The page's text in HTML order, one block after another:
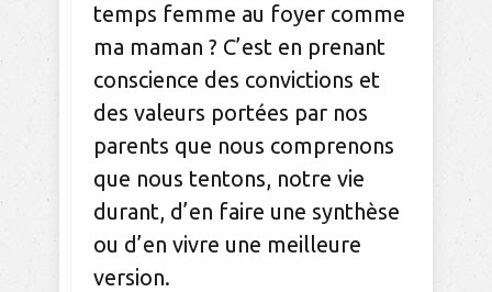
temps femme au foyer comme
ma maman ? C’est en prenant
conscience des convictions et
des valeurs portées par nos
parents que nous comprenons
que nous tentons, notre vie
durant, d’en faire une synthèse
ou d’en vivre une meilleure
version.